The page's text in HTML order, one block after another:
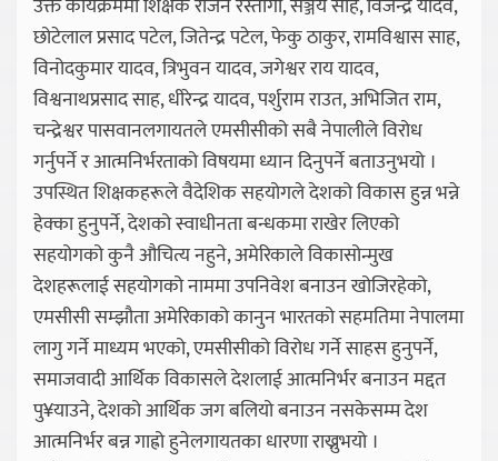
छोटेलाल प्रसाद पटेल, जितेन्द्र पटेल, फेकु ठाकुर, रामविश्वास साह,
विनोदकुमार यादव, त्रिभुवन यादव, जगेश्वर राय यादव,
विश्वनाथप्रसाद साह, धीरेन्द्र यादव, पर्शुराम राउत, अभिजित राम,
चन्द्रेश्वर पासवानलगायतले एमसीसीको सबै नेपालीले विरोध
गर्नुपर्ने र आत्मनिर्भरताको विषयमा ध्यान दिनुपर्ने बताउनुभयो ।
उपस्थित शिक्षकहरूले वैदेशिक सहयोगले देशको विकास हुन्न भन्ने
हेक्का हुनुपर्ने, देशको स्वाधीनता बन्धकमा राखेर लिएको
सहयोगको कुनै औचित्य नहुने, अमेरिकाले विकासोन्मुख
देशहरूलाई सहयोगको नाममा उपनिवेश बनाउन खोजिरहेको,
एमसीसी सम्झौता अमेरिकाको कानुन भारतको सहमतिमा नेपालमा
लागु गर्ने माध्यम भएको, एमसीसीको विरोध गर्ने साहस हुनुपर्ने,
समाजवादी आर्थिक विकासले देशलाई आत्मनिर्भर बनाउन मद्दत
पु¥याउने, देशको आर्थिक जग बलियो बनाउन नसकेसम्म देश
आत्मनिर्भर बन्न गाह्रो हुनेलगायतका धारणा राख्नुभयो ।